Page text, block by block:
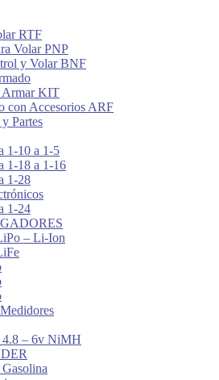
RTF
Volar PNP
y Volar BNF
Armar KIT
con Accesorios ARF
Partes
1-10 a 1-5
1-18 a 1-16
1-28
1-24
– Li-Ion
4.8 – 6v NiMH